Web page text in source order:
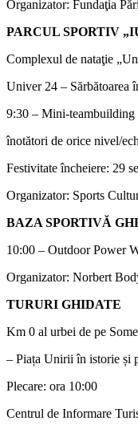
Organizator: Fundaţia
PARCUL SPORTIV
Complexul de nataţie
Univer 24 – Sărbătoarea
9:30 – Mini-teambuilding
înotători de orice nivel/
Festivitate încheiere: 29
Organizator: Sports
BAZA SPORTIVĂ
10:00 – Outdoor Power
Organizator: Norbert
TURURI GHIDATE
Km 0 al urbei de pe
– Piața Unirii în istorie și
Plecare: ora 10:00
Centrul de Informare